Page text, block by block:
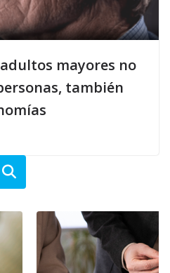
mayores no
también